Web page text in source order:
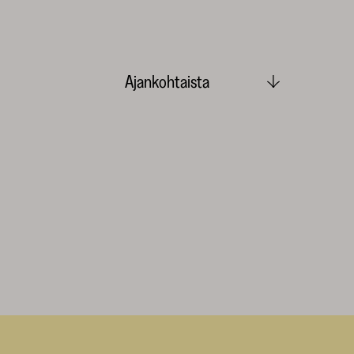
Ajankohtaista